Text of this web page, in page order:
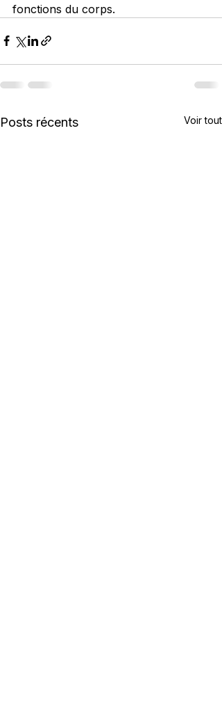
fonctions du corps.
Posts récents Voir tout